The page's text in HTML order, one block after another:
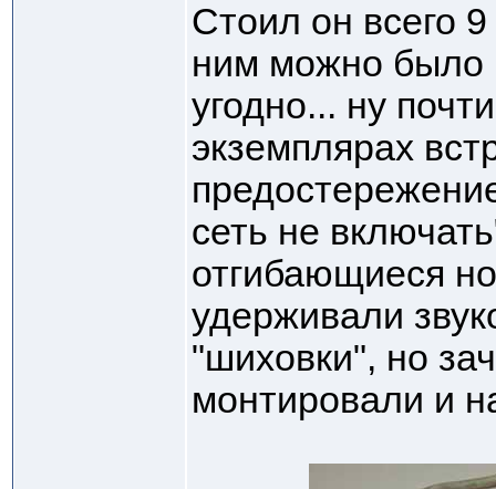
Стоил он всего
ним можно было
угодно... ну
экземплярах
сеть не
отгибающиеся
удерживали
"шиховки", но
монтировали и